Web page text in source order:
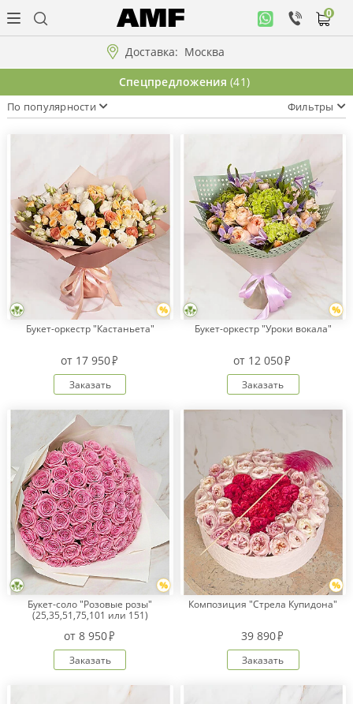
Доставка: Москва
0
кабинет
Цветы
Композиции
"ВАУ"!!!
Коллекции!!!
Розы
Оплата
Условия
доставки
Бонусная
программа
Корпоративным
клиентам
Обратная
связь
О
компании
language
Спецпредложения(41)
По популярности Фильтры
Букет-оркестр "Кастаньета"
от 17 950
Заказать
Букет-оркестр "Уроки вокала"
от 12 050
Заказать
Букет-соло "Розовые розы"
(25,35,51,75,101 или 151)
от 8 950
Заказать
Композиция "Стрела Купидона"
39 890
Заказать